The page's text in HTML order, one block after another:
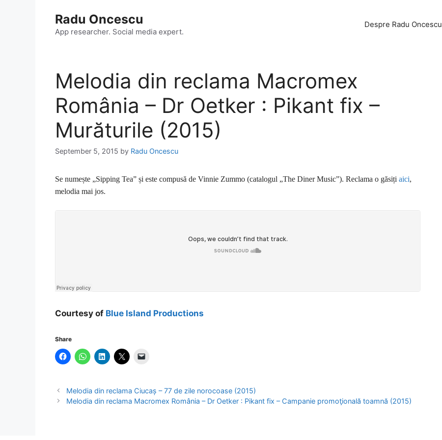
Radu Oncescu
App researcher. Social media expert.
Despre Radu Oncescu
Melodia din reclama Macromex
România – Dr Oetker : Pikant fix –
Murăturile (2015)
September 5, 2015 by Radu Oncescu
Se numește „Sipping Tea” și este compusă de Vinnie Zummo (catalogul „The Diner Music”). Reclama o găsiți aici,
melodia mai jos.
Courtesy of Blue Island Productions
Share
Melodia din reclama Ciucaș – 77 de zile norocoase (2015)
Melodia din reclama Macromex România – Dr Oetker : Pikant fix – Campanie promoţională toamnă (2015)